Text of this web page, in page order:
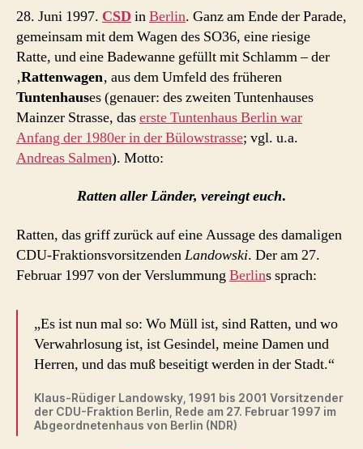
Schlammbad
schwule
Punks
protestieren
beim
Berliner
CSD
28. Juni 1997. CSD inBerlin. Ganz am Ende der Parade,
gemeinsam mit dem Wagen des SO36, eine riesige
Ratte, und eine Badewanne gefüllt mit Schlamm – der
‚Rattenwagen‚ aus dem Umfeld des früheren
Tuntenhauses (genauer: des zweiten Tuntenhauses
Mainzer Strasse, daserste Tuntenhaus Berlin war
Anfang der 1980er in der Bülowstrasse; vgl. u.a.
Andreas Salmen). Motto:
Ratten aller Länder, vereingt euch.
Ratten, das griff zurück auf eine Aussage des damaligen
CDU-FraktionsvorsitzendenLandowski. Der am 27.
Februar 1997 von der VerslummungBerlins sprach:
„Es ist nun mal so: Wo Müll ist, sind Ratten, und wo
Verwahrlosung ist, ist Gesindel, meine Damen und
Herren, und das muß beseitigt werden in der Stadt.“
Klaus-Rüdiger Landowsky, 1991 bis 2001 Vorsitzender
der CDU-Fraktion Berlin, Rede am 27. Februar 1997 im
Abgeordnetenhaus von Berlin (NDR)